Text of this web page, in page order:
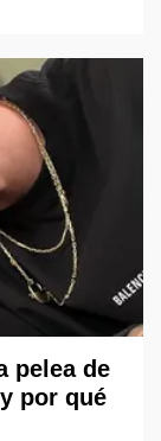
pelea de
por qué